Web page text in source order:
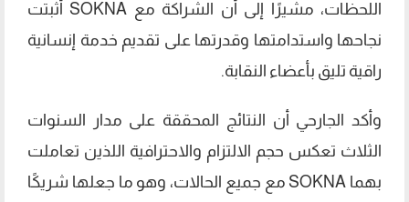
اللحظات، مشيرًا إلى أن الشراكة مع SOKNA أثبتت
نجاحها واستدامتها وقدرتها على تقديم خدمة إنسانية
راقية تليق بأعضاء النقابة.
وأكد الجارحي أن النتائج المحققة على مدار السنوات
الثلاث تعكس حجم الالتزام والاحترافية اللذين تعاملت
بهما SOKNA مع جميع الحالات، وهو ما جعلها شريكًا